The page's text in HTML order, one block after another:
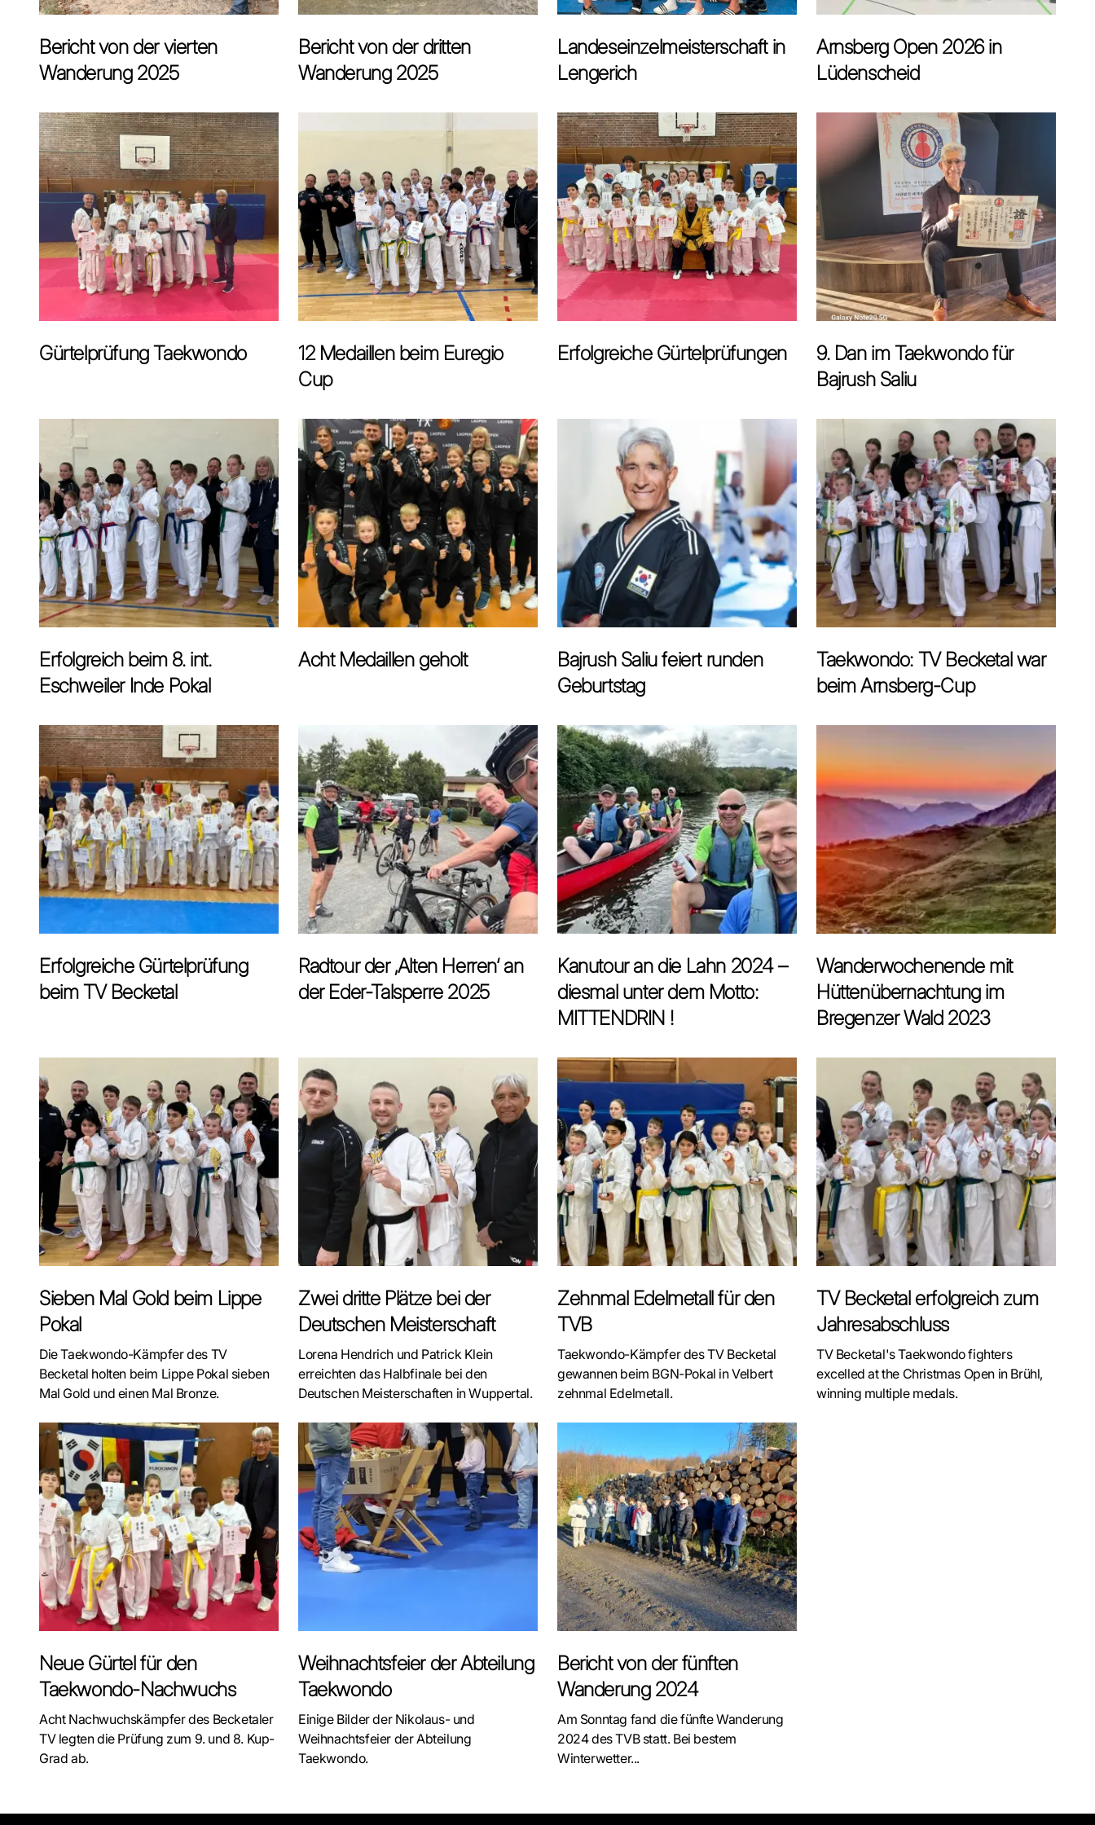
Bericht von der vierten
Wanderung 2025
Bericht von der dritten
Wanderung 2025
Landeseinzelmeisterschaft in
Lengerich
Arnsberg Open 2026 in
Lüdenscheid
Gürtelprüfung Taekwondo
12 Medaillen beim Euregio
Cup
Erfolgreiche Gürtelprüfungen
9. Dan im Taekwondo für
Bajrush Saliu
Erfolgreich beim 8. int.
Eschweiler Inde Pokal
Acht Medaillen geholt
Bajrush Saliu feiert runden
Geburtstag
Taekwondo: TV Becketal war
beim Arnsberg-Cup
Erfolgreiche Gürtelprüfung
beim TV Becketal
Radtour der ‚Alten Herren‘ an
der Eder-Talsperre 2025
Kanutour an die Lahn 2024 –
diesmal unter dem Motto:
MITTENDRIN !
Wanderwochenende mit
Hüttenübernachtung im
Bregenzer Wald 2023
Sieben Mal Gold beim Lippe
Pokal
Die Taekwondo-Kämpfer des TV
Becketal holten beim Lippe Pokal sieben
Mal Gold und einen Mal Bronze.
Zwei dritte Plätze bei der
Deutschen Meisterschaft
Lorena Hendrich und Patrick Klein
erreichten das Halbfinale bei den
Deutschen Meisterschaften in Wuppertal.
Zehnmal Edelmetall für den
TVB
Taekwondo-Kämpfer des TV Becketal
gewannen beim BGN-Pokal in Velbert
zehnmal Edelmetall.
TV Becketal erfolgreich zum
Jahresabschluss
TV Becketal's Taekwondo fighters
excelled at the Christmas Open in Brühl,
winning multiple medals.
Neue Gürtel für den
Taekwondo-Nachwuchs
Acht Nachwuchskämpfer des Becketaler
TV legten die Prüfung zum 9. und 8. Kup-
Grad ab.
Weihnachtsfeier der Abteilung
Taekwondo
Einige Bilder der Nikolaus- und
Weihnachtsfeier der Abteilung
Taekwondo.
Bericht von der fünften
Wanderung 2024
Am Sonntag fand die fünfte Wanderung
2024 des TVB statt. Bei bestem
Winterwetter...